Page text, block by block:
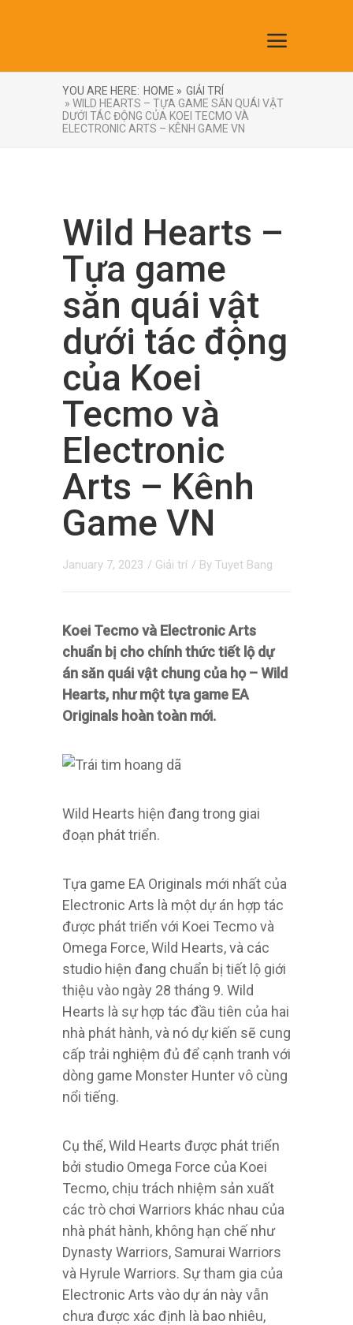
YOU ARE HERE: HOME » GIẢI TRÍ
» WILD HEARTS – TỰA GAME SĂN QUÁI VẬT
DƯỚI TÁC ĐỘNG CỦA KOEI TECMO VÀ
ELECTRONIC ARTS – KÊNH GAME VN
Wild Hearts –
Tựa game
săn quái vật
dưới tác động
của Koei
Tecmo và
Electronic
Arts – Kênh
Game VN
January 7, 2023 / Giải trí / By Tuyet Bang
Koei Tecmo và Electronic Arts
chuẩn bị cho chính thức tiết lộ dự
án săn quái vật chung của họ – Wild
Hearts, như một tựa game EA
Originals hoàn toàn mới.
Wild Hearts hiện đang trong giai
đoạn phát triển.
Tựa game EA Originals mới nhất của
Electronic Arts là một dự án hợp tác
được phát triển với Koei Tecmo và
Omega Force, Wild Hearts, và các
studio hiện đang chuẩn bị tiết lộ giới
thiệu vào ngày 28 tháng 9. Wild
Hearts là sự hợp tác đầu tiên của hai
nhà phát hành, và nó dự kiến ​​sẽ cung
cấp trải nghiệm đủ để cạnh tranh với
dòng game Monster Hunter vô cùng
nổi tiếng.
Cụ thể, Wild Hearts được phát triển
bởi studio Omega Force của Koei
Tecmo, chịu trách nhiệm sản xuất
các trò chơi Warriors khác nhau của
nhà phát hành, không hạn chế như
Dynasty Warriors, Samurai Warriors
và Hyrule Warriors. Sự tham gia của
Electronic Arts vào dự án này vẫn
chưa được xác định là bao nhiêu,